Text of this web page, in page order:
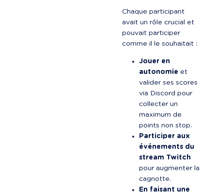
Chaque participant
avait un rôle crucial et
pouvait participer
comme il le souhaitait :
Jouer en
autonomie et
valider ses scores
via Discord pour
collecter un
maximum de
points non stop.
Participer aux
événements du
stream Twitch
pour augmenter la
cagnotte.
En faisant une